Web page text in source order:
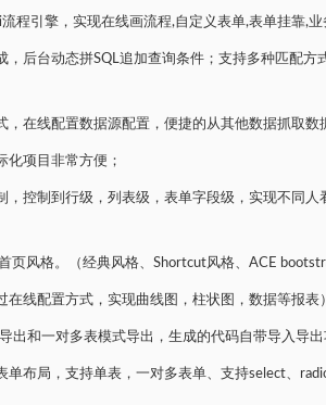
程引擎，实现在线画流程,自定义表单,表单挂靠,业
，后台动态拼SQL追加查询条件；支持多种匹配
在线配置数据源配置，便捷的从其他数据抓取数
化项目非常方便；
，控制到行级，列表级，表单字段级，实现不同人
页风格。（经典风格、Shortcut风格、ACE
线配置方式，实现曲线图，柱状图，数据等报表）
出和一对多表模式导出，生成的代码自带导入导
布局，支持单表，一对多表单、支持select、